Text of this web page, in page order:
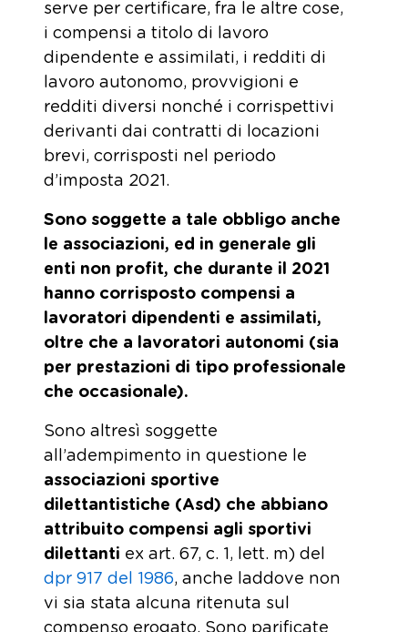
serve per certificare, fra le altre cose,
i compensi a titolo di lavoro
dipendente e assimilati, i redditi di
lavoro autonomo, provvigioni e
redditi diversi nonché i corrispettivi
derivanti dai contratti di locazioni
brevi, corrisposti nel periodo
d’imposta 2021.
Sono soggette a tale obbligo anche
le associazioni, ed in generale gli
enti non profit, che durante il 2021
hanno corrisposto compensi a
lavoratori dipendenti e assimilati,
oltre che a lavoratori autonomi (sia
per prestazioni di tipo professionale
che occasionale).
Sono altresì soggette
all’adempimento in questione le
associazioni sportive
dilettantistiche (Asd) che abbiano
attribuito compensi agli sportivi
dilettanti ex art. 67, c. 1, lett. m) del
dpr 917 del 1986, anche laddove non
vi sia stata alcuna ritenuta sul
compenso erogato. Sono parificate